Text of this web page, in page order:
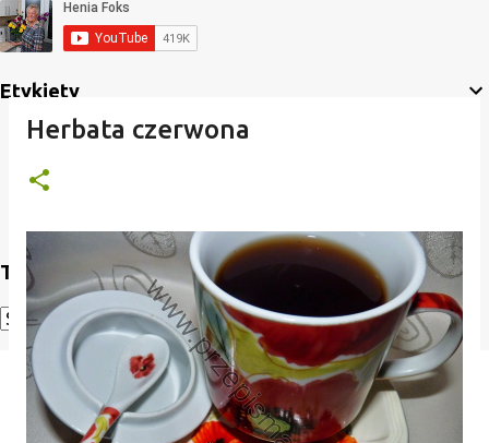
Etykiety
Translate
Powered by Translate
Herbata czerwona